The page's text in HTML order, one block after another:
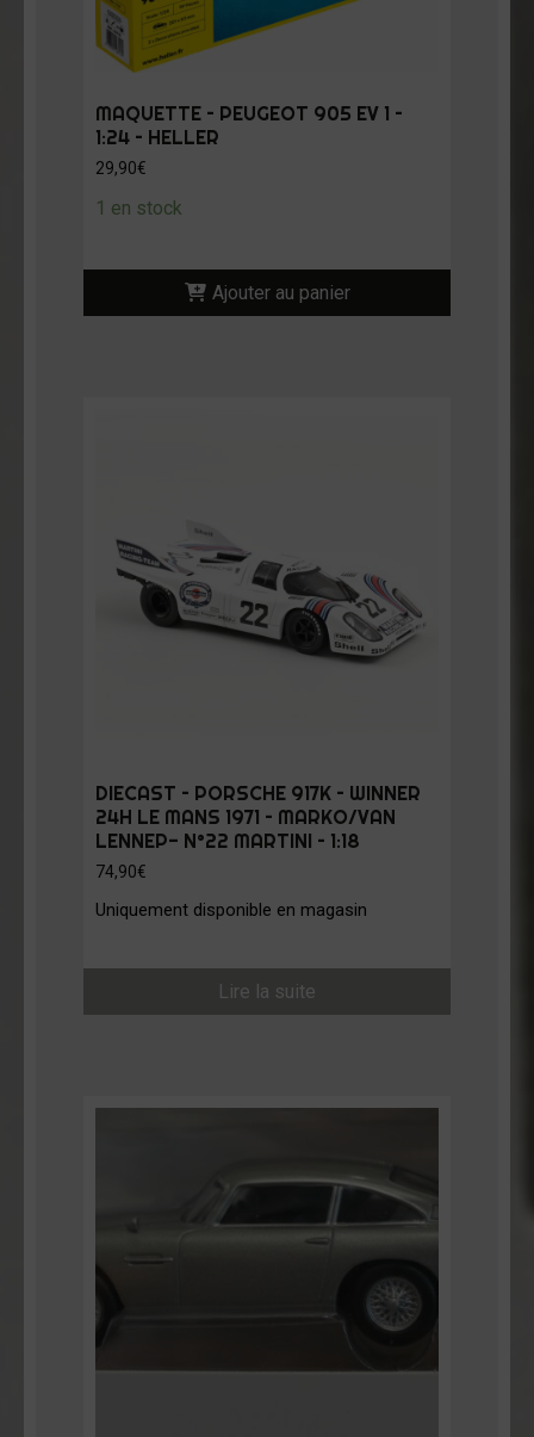
MAQUETTE – PEUGEOT 905 EV 1 –
1:24 – HELLER
29,90€
1 en stock
Ajouter au panier
DIECAST – PORSCHE 917K – WINNER
24H LE MANS 1971 – MARKO/VAN
LENNEP- N°22 MARTINI – 1:18
74,90€
Uniquement disponible en magasin
Lire la suite